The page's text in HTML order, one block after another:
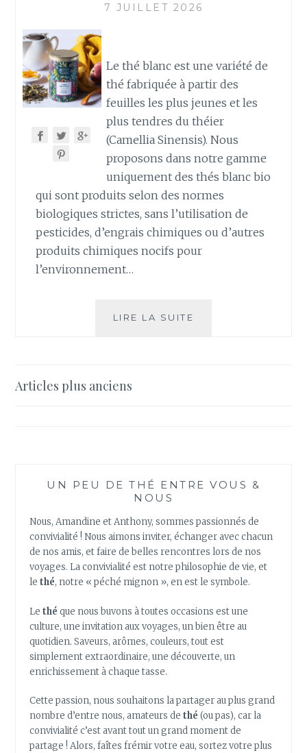
7 JUILLET 2026
Le thé blanc est une variété de
thé fabriquée à partir des
feuilles les plus jeunes et les
plus tendres du théier
(Camellia Sinensis). Nous
proposons dans notre gamme
uniquement des thés blanc bio
qui sont produits selon des normes
biologiques strictes, sans l’utilisation de
pesticides, d’engrais chimiques ou d’autres
produits chimiques nocifs pour
l’environnement…
LIRE LA SUITE
Navigation
Articles plus anciens
UN PEU DE THÉ ENTRE VOUS &
NOUS
Nous, Amandine et Anthony, sommes passionnés de
convivialité ! Nous aimons inviter, échanger avec chacun
de nos amis, et faire de belles rencontres lors de nos
voyages. La convivialité est notre philosophie de vie, et
lethé, notre « péché mignon », en est le symbole.
Lethé que nous buvons à toutes occasions est une
culture, une invitation aux voyages, un bien être au
quotidien. Saveurs, arômes, couleurs, tout est
simplement extraordinaire, une découverte, un
enrichissement à chaque tasse.
Cette passion, nous souhaitons la partager au plus grand
nombre d’entre nous, amateurs de thé (ou pas), car la
convivialité c’est avant tout un grand moment de
partage ! Alors, faîtes frémir votre eau, sortez votre plus